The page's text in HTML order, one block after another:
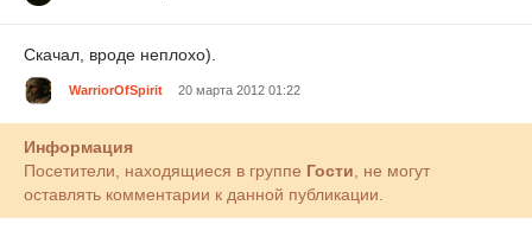
Скачал, вроде неплохо).
WarriorOfSpirit 20 марта 2012 01:22
Информация
Посетители, находящиеся в группе Гости , не могут
оставлять комментарии к данной публикации.